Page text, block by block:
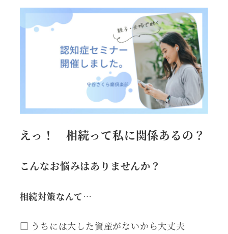
者
えっ！ 相続って私に関係あるの？
こんなお悩みはありませんか？
相続対策なんて…
□ うちには大した資産がないから大丈夫